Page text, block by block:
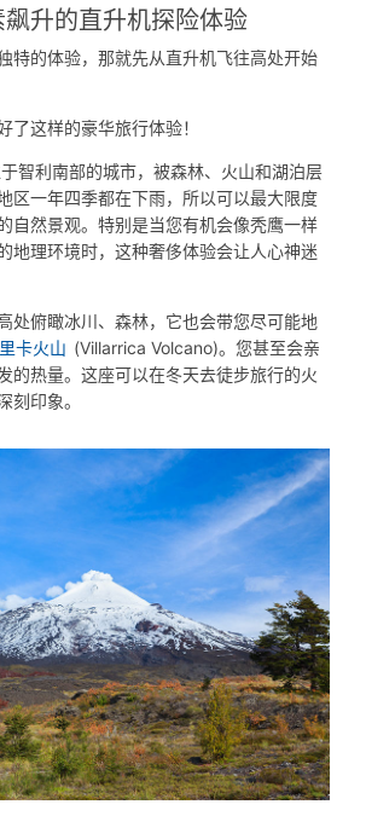
升的直升机探险体验
特的体验，那就先从直升机飞往高处开始
了这样的豪华旅行体验！
智利南部的城市，被森林、火山和湖泊层
区一年四季都在下雨，所以可以最大限度
自然景观。特别是当您有机会像秃鹰一样
地理环境时，这种奢侈体验会让人心神迷
处俯瞰冰川、森林，它也会带您尽可能地
卡火山 (Villarrica Volcano)。您甚至会亲
的热量。这座可以在冬天去徒步旅行的火
刻印象。